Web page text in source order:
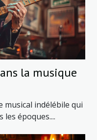
la musique
indélébile qui
époques....